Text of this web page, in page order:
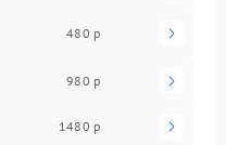
480 р
980 р
1480 р